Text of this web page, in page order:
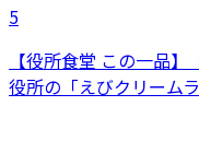
5
【役所食堂 この一品
役所の「えびクリームラ